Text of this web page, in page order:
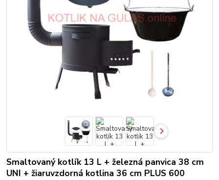
Smaltovaný kotlík 13 L + železná panvica 38 cm
UNI + žiaruvzdorná kotlina 36 cm PLUS 600